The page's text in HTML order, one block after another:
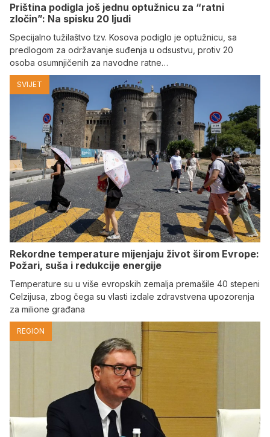
Priština podigla još jednu optužnicu za “ratni
zločin”: Na spisku 20 ljudi
Specijalno tužilaštvo tzv. Kosova podiglo je optužnicu, sa
predlogom za održavanje suđenja u odsustvu, protiv 20
osoba osumnjičenih za navodne ratne…
SVIJET
Rekordne temperature mijenjaju život širom Evrope:
Požari, suša i redukcije energije
Temperature su u više evropskih zemalja premašile 40 stepeni
Celzijusa, zbog čega su vlasti izdale zdravstvena upozorenja
za milione građana
REGION